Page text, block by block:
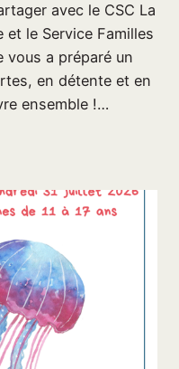
avec le CSC La
et le Service Familles
vous a préparé un
en détente et en
ensemble !…